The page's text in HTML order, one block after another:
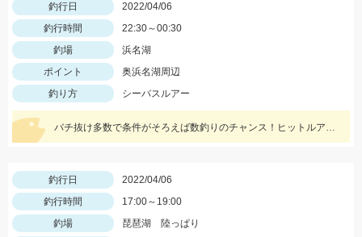
釣行日
2022/04/06
釣行時間
22:30～00:30
釣場
浜名湖
ポイント
奥浜名湖周辺
釣り方
シーバスルアー
バチ抜け多数で条件がそろえば数釣りのチャンス！ヒットルアーはジップベイツのクロストリガー
釣行日
2022/04/06
釣行時間
17:00～19:00
釣場
琵琶湖 陸っぱり